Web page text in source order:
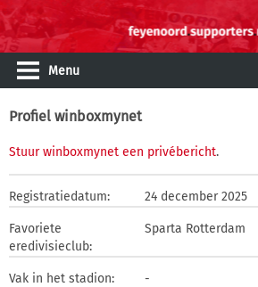
Menu
Profiel winboxmynet
Stuur winboxmynet een privébericht.
Registratiedatum: 24 december 2025
Favoriete
eredivisieclub:
Sparta Rotterdam
Vak in het stadion: -